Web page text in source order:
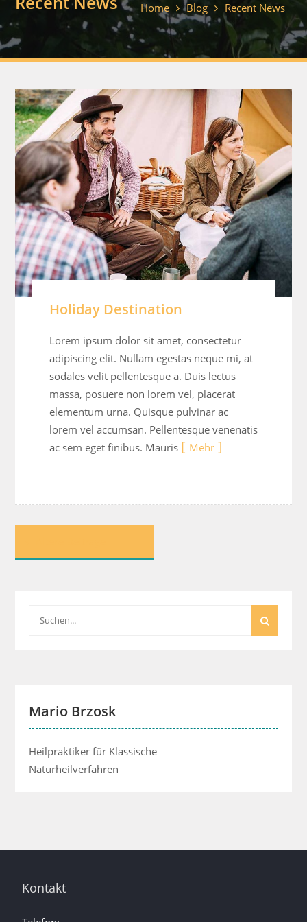
Home Blog Recent News
Holiday Destination
Lorem ipsum dolor sit amet, consectetur
adipiscing elit. Nullam egestas neque mi, at
sodales velit pellentesque a. Duis lectus
massa, posuere non lorem vel, placerat
elementum urna. Quisque pulvinar ac
lorem vel accumsan. Pellentesque venenatis
ac sem eget finibus. Mauris
Mehr
Search
Mario Brzosk
Heilpraktiker für Klassische
Naturheilverfahren
Kontakt